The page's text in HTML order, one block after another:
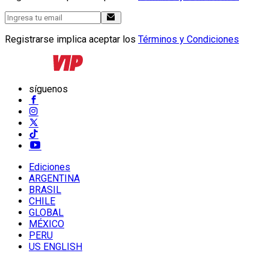
Registrarse implica aceptar los Términos y Condiciones
síguenos
Ediciones
ARGENTINA
BRASIL
CHILE
GLOBAL
MÉXICO
PERU
US ENGLISH